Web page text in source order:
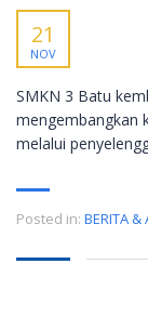
21
NOV
SMKN 3 Batu
mengembangkan
melalui
Posted in: BERITA &